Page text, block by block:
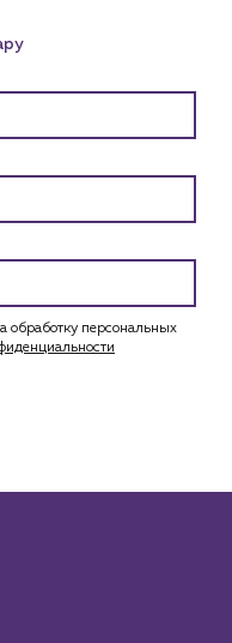
обработку персональных